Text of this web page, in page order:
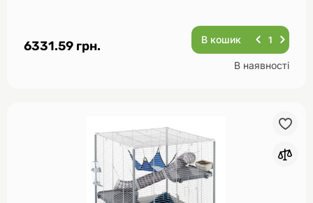
6331.59 грн. В кошик
В наявності